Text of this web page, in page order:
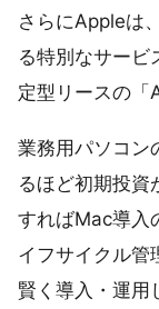
さらにAppleは
る特別なサービ
定型リースの「
業務用パソコン
るほど初期投資
すればMac導入
イフサイクル管
賢く導入・運用